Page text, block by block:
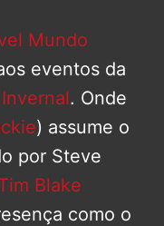
Mundo
eventos da
. Onde
) assume o
por Steve
Blake
como o